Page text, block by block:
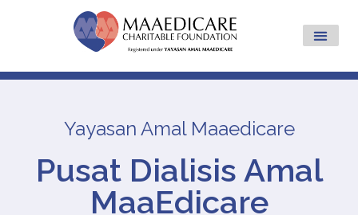
Yayasan Amal Maaedicare
Pusat Dialisis Amal
MaaEdicare